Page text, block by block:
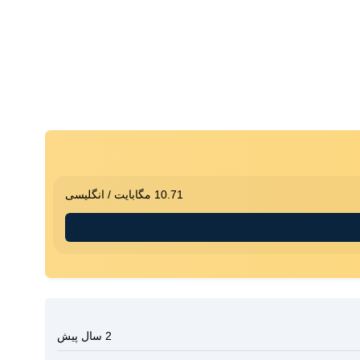
10.71 مگابایت / انگلیسی
2 سال پیش